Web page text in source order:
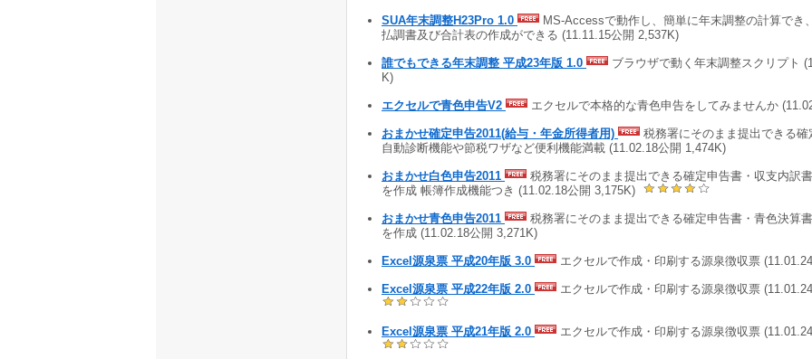
SUA年末調整H23Pro 1.0
MS-Accessで動作し、簡単に年末調整の計算でき
払調書及び合計表の作成ができる (11.11.15公開 2,537K)
誰でもできる年末調整 平成23年版 1.0
ブラウザで動く年末調整スクリプト
K)
エクセルで青色申告V2 エクセルで本格的な青色申告をしてみませんか
おまかせ確定申告2011(給与・年金所得者用)
税務署にそのまま提出できる
自動診断機能や節税ワザなど便利機能満載 (11.02.18公開 1,474K)
おまかせ白色申告2011
税務署にそのまま提出できる確定申告書・収支内訳
を作成 帳簿作成機能つき (11.02.18公開 3,175K)
おまかせ青色申告2011
税務署にそのまま提出できる確定申告書・青色決算
を作成 (11.02.18公開 3,271K)
Excel源泉票 平成20年版 3.0 エクセルで作成・印刷する源泉徴収票
Excel源泉票 平成22年版 2.0 エクセルで作成・印刷する源泉徴収票
Excel源泉票 平成21年版 2.0 エクセルで作成・印刷する源泉徴収票